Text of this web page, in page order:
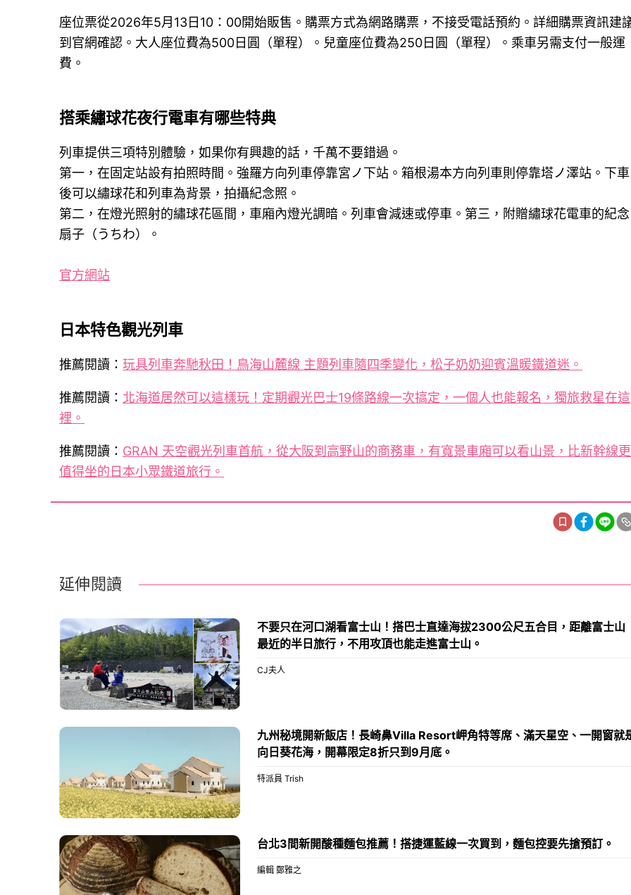
座位票從2026年5月13日10：00開始販售。購票方式為網路購票，不接受電話預約。詳細購票資訊建
到官網確認。大人座位費為500日圓（單程）。兒童座位費為250日圓（單程）。乘車另需支付一般運
費。
搭乘繡球花夜行電車有哪些特典
列車提供三項特別體驗，如果你有興趣的話，千萬不要錯過。
第一，在固定站設有拍照時間。強羅方向列車停靠宮ノ下站。箱根湯本方向列車則停靠塔ノ澤站。下車
後可以繡球花和列車為背景，拍攝紀念照。
第二，在燈光照射的繡球花區間，車廂內燈光調暗。列車會減速或停車。第三，附贈繡球花電車的紀念
扇子（うちわ）。
官方網站
日本特色觀光列車
推薦閱讀： 玩具列車奔馳秋田！鳥海山麓線 主題列車隨四季變化，松子奶奶迎賓溫暖鐵道迷。
推薦閱讀： 北海道居然可以這樣玩！定期觀光巴士19條路線一次搞定，一個人也能報名，獨旅救星在這
裡。
推薦閱讀： GRAN 天空觀光列車首航，從大阪到高野山的商務車，有寬景車廂可以看山景，比新幹線更
值得坐的日本小眾鐵道旅行。
延伸閱讀
不要只在河口湖看富士山！搭巴士直達海拔2300公尺五合目，距離富士山
最近的半日旅行，不用攻頂也能走進富士山。
CJ夫人
九州秘境開新飯店！長崎鼻Villa Resort岬角特等席、滿天星空、一開窗就
向日葵花海，開幕限定8折只到9月底。
特派員 Trish
台北3間新開酸種麵包推薦！搭捷運藍線一次買到，麵包控要先搶預訂。
編輯 鄭雅之